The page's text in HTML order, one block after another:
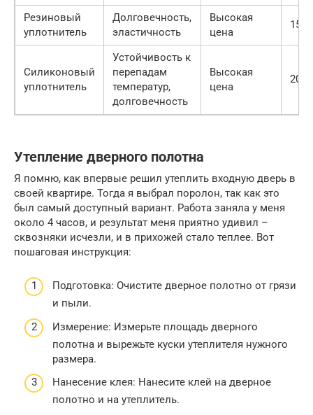
Резиновый
уплотнитель
Долговечность,
эластичность
Высокая
цена
150-
Силиконовый
уплотнитель
Устойчивость к
перепадам
температур,
долговечность
Высокая
цена
200-
Утепление дверного полотна
Я помню, как впервые решил утеплить входную дверь в
своей квартире. Тогда я выбрал поролон, так как это
был самый доступный вариант. Работа заняла у меня
около 4 часов, и результат меня приятно удивил –
сквозняки исчезли, и в прихожей стало теплее. Вот
пошаговая инструкция:
Подготовка: Очистите дверное полотно от грязи
и пыли.
Измерение: Измерьте площадь дверного
полотна и вырежьте куски утеплителя нужного
размера.
Нанесение клея: Нанесите клей на дверное
полотно и на утеплитель.